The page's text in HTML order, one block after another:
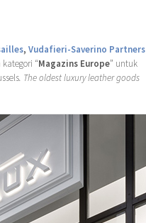
, Vudafieri-Saverino Partners
“Magazins Europe” untuk
. The oldest luxury leather goods